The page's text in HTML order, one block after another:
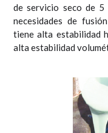
de servicio seco de 5
necesidades de
tiene alta estabilidad
alta estabilidad